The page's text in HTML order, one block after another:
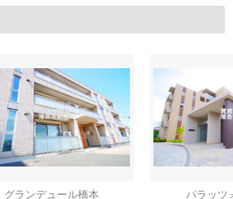
グランデュール橋本
パラッ